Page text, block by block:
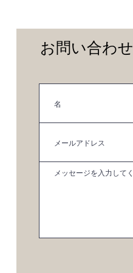
お問い合わせ